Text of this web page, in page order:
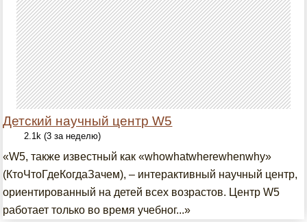
Детский научный центр W5
2.1k (3 за неделю)
«W5, также известный как «whowhatwherewhenwhy»
(КтоЧтоГдеКогдаЗачем), – интерактивный научный центр,
ориентированный на детей всех возрастов. Центр W5
работает только во время учебног...»